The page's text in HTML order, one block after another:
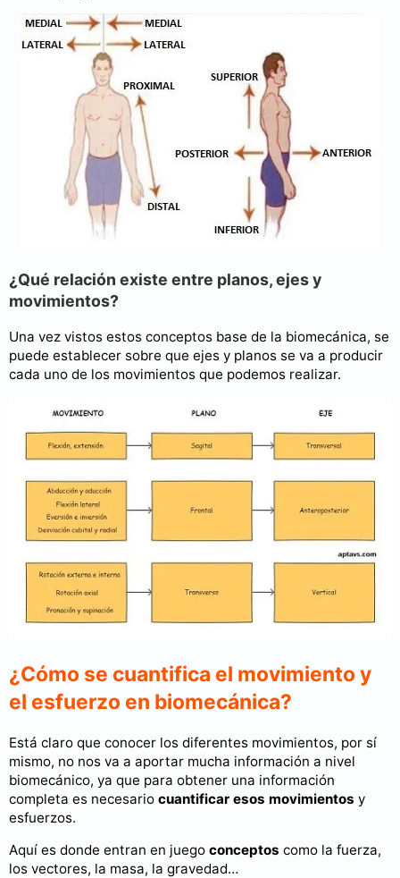
¿Qué relación existe entre planos, ejes y
movimientos?
Una vez vistos estos conceptos base de la biomecánica, se
puede establecer sobre que ejes y planos se va a producir
cada uno de los movimientos que podemos realizar.
¿Cómo se cuantifica el movimiento y
el esfuerzo en biomecánica?
Está claro que conocer los diferentes movimientos, por sí
mismo, no nos va a aportar mucha información a nivel
biomecánico, ya que para obtener una información
completa es necesario cuantificar esos movimientos y
esfuerzos.
Aquí es donde entran en juego conceptos como la fuerza,
los vectores, la masa, la gravedad…